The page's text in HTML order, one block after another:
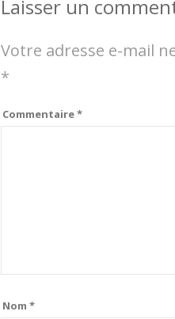
Laisser un
Votre adresse e-mail
*
Commentaire*
Nom *